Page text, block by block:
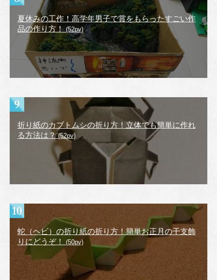
夏休みの工作！高学年男子で賞をもらったすごい作
品の作り方！(52pv)
折り紙のカブトムシの折り方！立体でも簡単に作れ
る方法は？(52pv)
蛇（ヘビ）の折り紙の折り方！簡単お正月の干支飾
りにどうぞ！
(50pv)